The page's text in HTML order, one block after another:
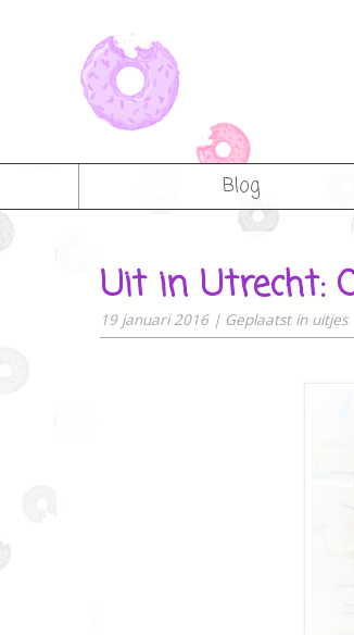
Blog
Uit in Utrecht:
19 januari 2016 | Geplaatst in uitjes